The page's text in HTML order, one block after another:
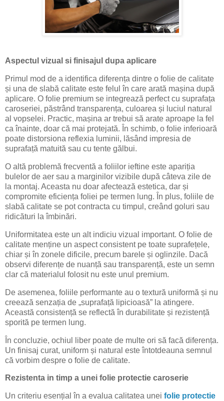
Aspectul vizual si finisajul dupa aplicare
Primul mod de a identifica diferența dintre o folie de calitate
și una de slabă calitate este felul în care arată mașina după
aplicare. O folie premium se integrează perfect cu suprafața
caroseriei, păstrând transparența, culoarea și luciul natural
al vopselei. Practic, mașina ar trebui să arate aproape la fel
ca înainte, doar că mai protejată. În schimb, o folie inferioară
poate distorsiona reflexia luminii, lăsând impresia de
suprafață matuită sau cu tente gălbui.
O altă problemă frecventă a foliilor ieftine este apariția
bulelor de aer sau a marginilor vizibile după câteva zile de
la montaj. Aceasta nu doar afectează estetica, dar și
compromite eficiența foliei pe termen lung. În plus, foliile de
slabă calitate se pot contracta cu timpul, creând goluri sau
ridicături la îmbinări.
Uniformitatea este un alt indiciu vizual important. O folie de
calitate menține un aspect consistent pe toate suprafețele,
chiar și în zonele dificile, precum barele și oglinzile. Dacă
observi diferențe de nuanță sau transparență, este un semn
clar că materialul folosit nu este unul premium.
De asemenea, foliile performante au o textură uniformă și nu
creează senzația de „suprafață lipicioasă” la atingere.
Această consistență se reflectă în durabilitate și rezistență
sporită pe termen lung.
În concluzie, ochiul liber poate de multe ori să facă diferența.
Un finisaj curat, uniform și natural este întotdeauna semnul
că vorbim despre o folie de calitate.
Rezistenta in timp a unei folie protectie caroserie
Un criteriu esențial în a evalua calitatea unei folie protectie